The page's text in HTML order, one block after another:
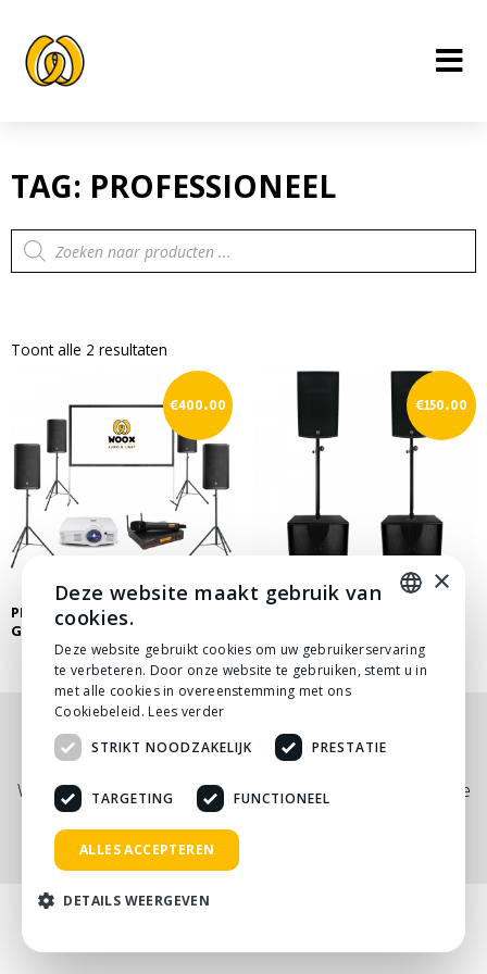
inhoud
TAG: PROFESSIONEEL
Producten
zoeken
Toont alle 2 resultaten
PRESENTATIE SET MET BEAMER
GROOT
€400.00 €150.00
Nog niet helemaal gevonden wat je zocht? Bekijk
onze
contact
Wij adviseren je graag via telefoon, mail of tijdens een kopje
koffie!
DUTCH
×
Deze website maakt gebruik van
cookies.
Deze website gebruikt cookies om uw gebruikerservaring
te verbeteren. Door onze website te gebruiken, stemt u in
met alle cookies in overeenstemming met ons
Cookiebeleid. Lees verder
STRIKT NOODZAKELIJK
PRESTATIE
TARGETING FUNCTIONEEL
ALLES ACCEPTEREN
DETAILS WEERGEVEN